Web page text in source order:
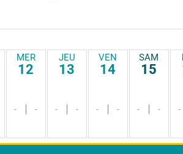
MER
12
- -
JEU
13
- -
VEN
14
- -
SAM
15
- - -